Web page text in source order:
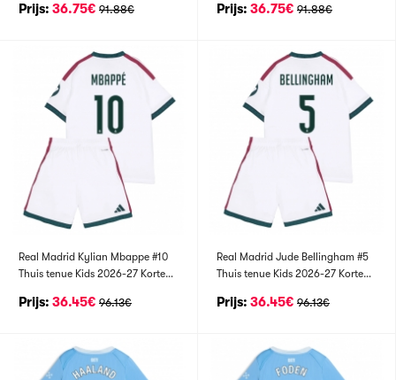
Prijs: 36.75€ 91.88€ Prijs: 36.75€ 91.88€
Real Madrid Kylian Mbappe #10
Thuis tenue Kids 2026-27 Korte
Prijs: 36.45€ 96.13€
Real Madrid Jude Bellingham #5
Thuis tenue Kids 2026-27 Korte
Prijs: 36.45€ 96.13€